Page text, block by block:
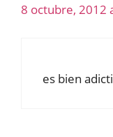
8 octubre, 2012
es bien